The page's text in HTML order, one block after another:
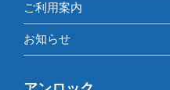
ご利用案内
お知らせ